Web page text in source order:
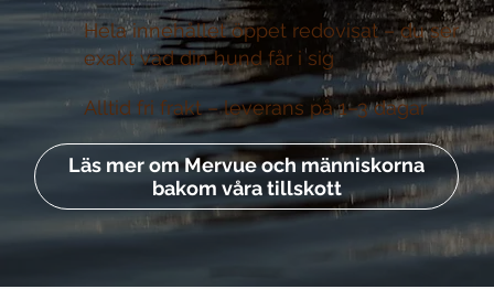
Läs mer om Mervue och människorna
bakom våra tillskott
Hela innehållet öppet redovisat –du ser
exakt vad din hund får i sig
Alltid fri frakt –leverans på 1–3 dagar